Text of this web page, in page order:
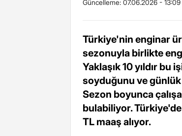
Güncelleme: 07.06.2026 - 13:09
Türkiye'nin enginar
sezonuyla birlikte
Yaklaşık 10 yıldır
soyduğunu ve günlük
Sezon boyunca
bulabiliyor. Türkiye'de
TL maaş alıyor.